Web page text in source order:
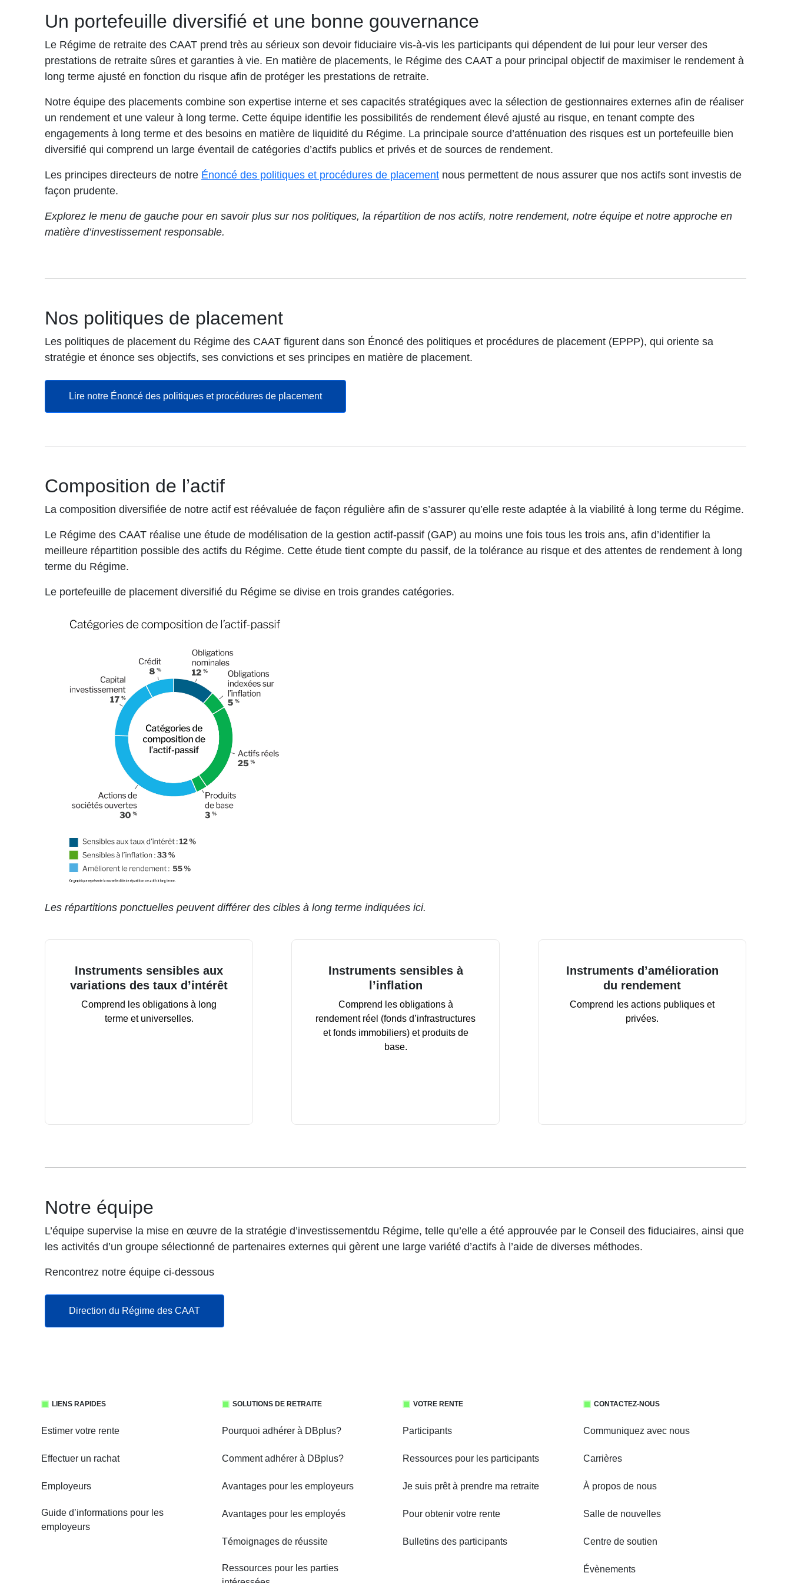
Un portefeuille diversifié et une bonne gouvernance
Le Régime de retraite des CAAT prend très au sérieux son devoir fiduciaire vis-à-vis les participants qui dépendent de lui pour leur verser des
prestations de retraite sûres et garanties à vie. En matière de placements, le Régime des CAAT a pour principal objectif de maximiser le rendement à
long terme ajusté en fonction du risque afin de protéger les prestations de retraite.
Notre équipe des placements combine son expertise interne et ses capacités stratégiques avec la sélection de gestionnaires externes afin de réaliser
un rendement et une valeur à long terme. Cette équipe identifie les possibilités de rendement élevé ajusté au risque, en tenant compte des
engagements à long terme et des besoins en matière de liquidité du Régime. La principale source d’atténuation des risques est un portefeuille bien
diversifié qui comprend un large éventail de catégories d’actifs publics et privés et de sources de rendement.
Les principes directeurs de notre Énoncé des politiques et procédures de placements’ouvre dans un nouvel onglet
nous permettent de nous assurer que nos actifs sont investis de
façon prudente.
Explorez le menu de gauche pour en savoir plus sur nos politiques, la répartition de nos actifs, notre rendement, notre équipe et notre approche en
matière d’investissement responsable.
Nos politiques de placement
Les politiques de placement du Régime des CAAT figurent dans son Énoncé des politiques et procédures de placement (EPPP), qui oriente sa
stratégie et énonce ses objectifs, ses convictions et ses principes en matière de placement.
Lire notre Énoncé des politiques et procédures de placements’ouvre dans un nouvel onglet
Composition de l’actif
La composition diversifiée de notre actif est réévaluée de façon régulière afin de s’assurer qu’elle reste adaptée à la viabilité à long terme du Régime.
Le Régime des CAAT réalise une étude de modélisation de la gestion actif-passif (GAP) au moins une fois tous les trois ans, afin d’identifier la
meilleure répartition possible des actifs du Régime. Cette étude tient compte du passif, de la tolérance au risque et des attentes de rendement à long
terme du Régime.
Le portefeuille de placement diversifié du Régime se divise en trois grandes catégories.
Les répartitions ponctuelles peuvent différer des cibles à long terme indiquées ici.
Instruments sensibles aux
variations des taux d’intérêt
Comprend les obligations à long
terme et universelles.
Instruments sensibles à
l’inflation
Comprend les obligations à
rendement réel (fonds d’infrastructures
et fonds immobiliers) et produits de
base.
Instruments d’amélioration
du rendement
Comprend les actions publiques et
privées.
Notre équipe
L’équipe supervise la mise en œuvre de la stratégie d’investissementdu Régime, telle qu’elle a été approuvée par le Conseil des fiduciaires, ainsi que
les activités d’un groupe sélectionné de partenaires externes qui gèrent une large variété d’actifs à l’aide de diverses méthodes.
Rencontrez notre équipe ci-dessous
Direction du Régime des CAAT
LIENS RAPIDES
Estimer votre rente
Effectuer un rachat
Employeurs
Guide d’informations pour les
employeurs
SOLUTIONS DE RETRAITE
Pourquoi adhérer à DBplus?
Comment adhérer à DBplus?
Avantages pour les employeurs
Avantages pour les employés
Témoignages de réussite
Ressources pour les parties
VOTRE RENTE
Participants
Ressources pour les participants
Je suis prêt à prendre ma retraite
Pour obtenir votre rente
Bulletins des participants
CONTACTEZ-NOUS
Communiquez avec nous
Carrières
À propos de nous
Salle de nouvelles
Centre de soutien
Évènements